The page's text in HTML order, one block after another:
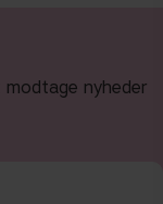
nyheder